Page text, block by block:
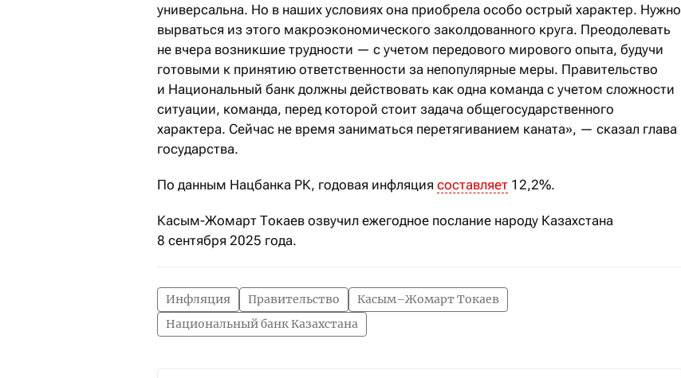
универсальна. Но в наших условиях она приобрела особо острый характер. Нужно
вырваться из этого макроэкономического заколдованного круга. Преодолевать
не вчера возникшие трудности — с учетом передового мирового опыта, будучи
готовыми к принятию ответственности за непопулярные меры. Правительство
и Национальный банк должны действовать как одна команда с учетом сложности
ситуации, команда, перед которой стоит задача общегосударственного
характера. Сейчас не время заниматься перетягиванием каната», — сказал глава
государства.
По данным Нацбанка РК, годовая инфляция составляет 12,2%.
Касым-Жомарт Токаев озвучил ежегодное послание народу Казахстана
8 сентября 2025 года.
Инфляция Правительство
Касым–Жомарт Токаев
Национальный банк Казахстана